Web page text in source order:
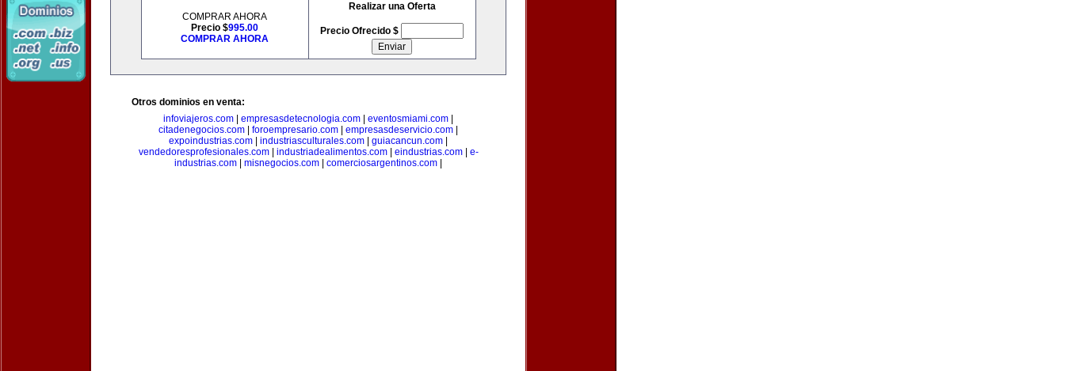
COMPRAR AHORA
Precio $995.00
COMPRAR AHORA
Realizar una Oferta
Precio Ofrecido $
Otros dominios en venta:
infoviajeros.com
empresasdetecnologia.com eventosmiami.com
citadenegocios.com
foroempresario.com empresasdeservicio.com
expoindustrias.com
industriasculturales.com guiacancun.com
vendedoresprofesionales.com| industriadealimentos.com| eindustrias.com| e-
industrias.com
misnegocios.com comerciosargentinos.com